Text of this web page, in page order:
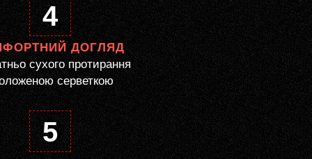
4
ДОГЛЯД
сухого протирання
серветкою
5